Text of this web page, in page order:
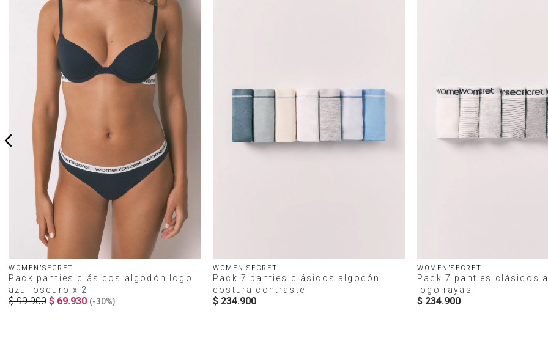
WOMEN'SECRET
Pack panties clásicos algodón logo
azul oscuro x 2
$ 99.900 $ 69.930 (-30%)
WOMEN'SECRET
Pack 7 panties clásicos algodón
costura contraste
$ 234.900
WOMEN'SECRET
Pack 7 panties clásicos
logo rayas
$ 234.900